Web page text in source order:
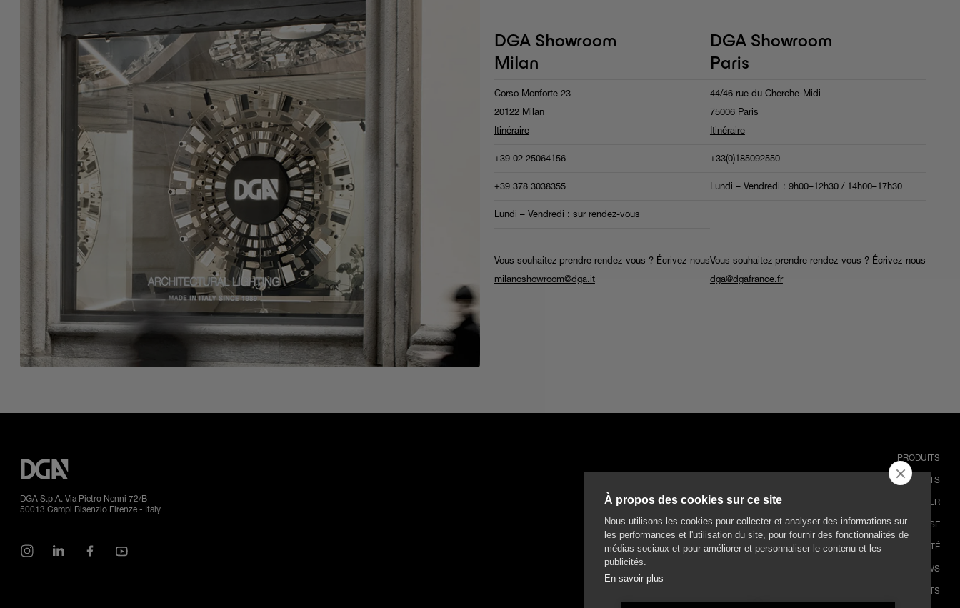
DGA Showroom
Milan
Corso Monforte 23
20122 Milan
Itinéraire
+39 02 25064156
+39 378 3038355
Lundi – Vendredi : sur rendez-vous
Vous souhaitez prendre rendez-vous ? Écrivez-nous
milanoshowroom@dga.it
DGA Showroom
Paris
44/46 rue du Cherche-Midi
75006 Paris
Itinéraire
+33(0)185092550
Lundi – Vendredi : 9h00–12h30 / 14h00–17h30
Vous souhaitez prendre rendez-vous ? Écrivez-nous
dga@dgafrance.fr
DGA S.p.A. Via Pietro Nenni 72/B
50013 Campi Bisenzio Firenze - Italy
PRODUITS
PROJETS
TÉLÉCHARGER
ENTREPRISE
DURABILITÉ
NEWS
CONTACTS
À propos des cookies sur ce site
Nous utilisons les cookies pour collecter et analyser des informations sur
les performances et l'utilisation du site, pour fournir des fonctionnalités de
médias sociaux et pour améliorer et personnaliser le contenu et les
publicités.
En savoir plus